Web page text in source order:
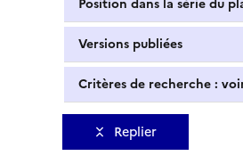
Position dans la série du
Versions publiées
Critères de recherche :
Replier